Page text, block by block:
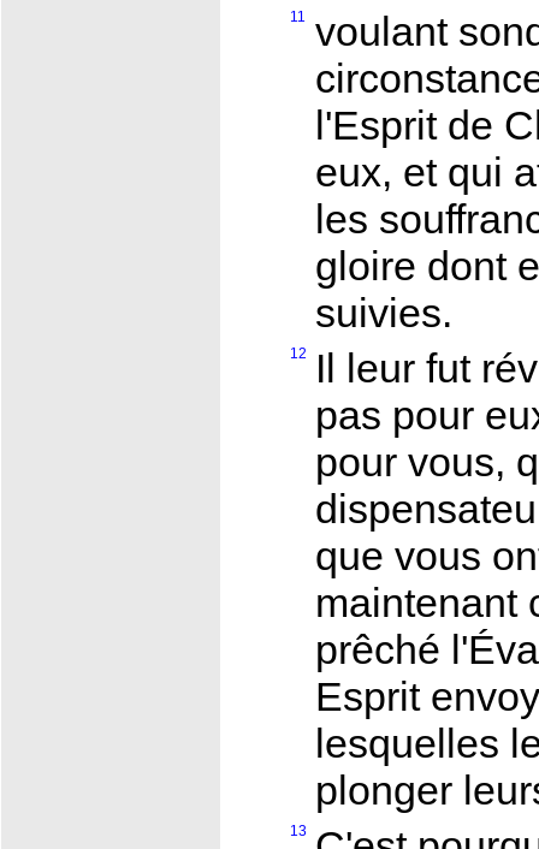
11
voulant
l'Esprit de
eux, et qui
les
gloire dont
suivies.
12
Il leur fut
pas pour
pour vous,
que vous
maintenant
prêché
Esprit
lesquelles
plonger
13